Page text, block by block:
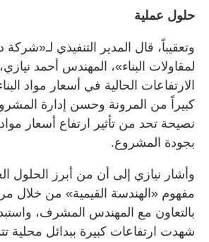
حلول عملية
وتعقيباً، قال المدير التنفيذي لـ«شركة
لمقاولات البناء»، المهندس أحمد
الارتفاعات الحالية في أسعار مواد
نصيحة تحد من تأثير ارتفاع أسعار مواد
بجودة المشروع.
وأشار نيازي إلى أن من أبرز الحلول
مفهوم «الهندسة القيمية» من خلال
بالتعاون مع المهندس المشرف،
شهدت ارتفاعات كبيرة ببدائل محلية